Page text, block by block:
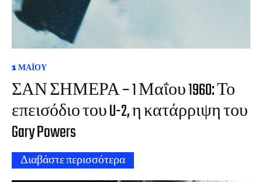
1 ΜΑΪ́ΟΥ
ΣΑΝ ΣΗΜΕΡΑ – 1 Μαΐου 1960: Το
επεισόδιο του U-2, η κατάρριψη του
Gary Powers
Διαβάστε περισσότερα